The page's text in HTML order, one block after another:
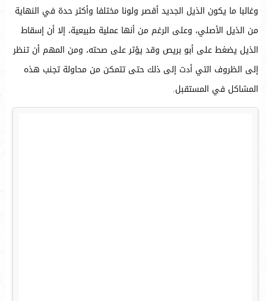
وغالبا ما يكون الذيل الجديد أقصر ولونا مختلفا وأكثر حدة في النهاية
من الذيل الأصلي، وعلى الرغم من أنها عملية طبيعية، إلا أن إسقاط
الذيل يضغط على أبو بريص وقد يؤثر على صحته، ومن المهم أن تنظر
إلى الظروف التي أدت إلى ذلك حتى تتمكن من محاولة تجنب هذه
المشاكل في المستقبل.